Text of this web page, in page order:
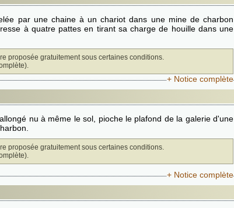
par une chaine à un chariot dans une mine de charbon
à quatre pattes en tirant sa charge de houille dans une
proposée gratuitement sous certaines conditions.
+ Notice complète
nu à même le sol, pioche le plafond de la galerie d'une
proposée gratuitement sous certaines conditions.
+ Notice complète